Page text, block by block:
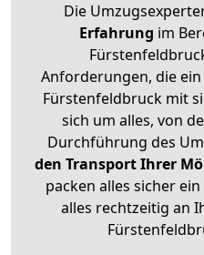
Die
Erfahrung im
Anforderungen, die
Fürstenfeldbruck mit
sich um alles, von
Durchführung des
den Transport Ihrer
packen alles sicher
alles rechtzeitig an